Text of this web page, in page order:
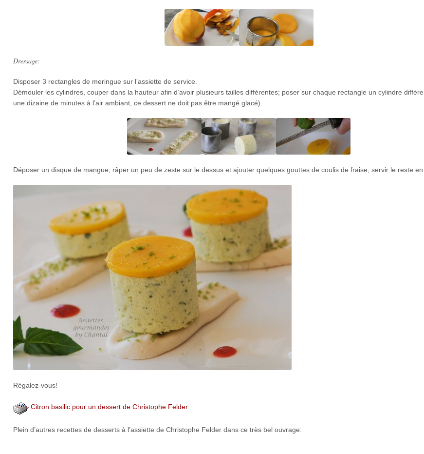
Dressage:
Disposer 3 rectangles de meringue sur l’assiette de service.
Démouler les cylindres, couper dans la hauteur afin d’avoir plusieurs tailles différentes; poser sur chaque rectangle un cylindre
une dizaine de minutes à l’air ambiant, ce dessert ne doit pas être mangé glacé).
Déposer un disque de mangue, râper un peu de zeste sur le dessus et ajouter quelques gouttes de coulis de fraise, servir le reste
Régalez-vous!
Citron basilic pour un dessert de Christophe Felder
Plein d’autres recettes de desserts à l’assiette de Christophe Felder dans ce très bel ouvrage: